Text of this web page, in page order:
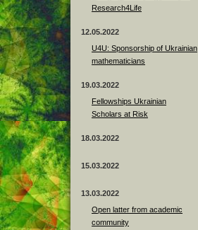
Research4Life
12.05.2022
U4U: Sponsorship of Ukrainian
mathematicians
19.03.2022
Fellowships Ukrainian
Scholars at Risk
18.03.2022
15.03.2022
13.03.2022
Open latter from academic
community